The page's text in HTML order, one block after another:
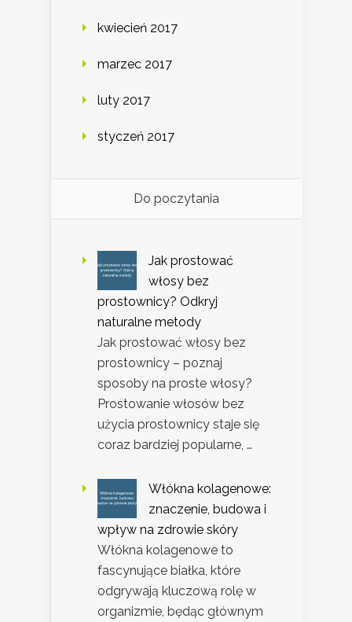
kwiecień 2017
marzec 2017
luty 2017
styczeń 2017
Do poczytania
Jak prostować
włosy bez
prostownicy? Odkryj
naturalne metody
Jak prostować włosy bez
prostownicy – poznaj
sposoby na proste włosy?
Prostowanie włosów bez
użycia prostownicy staje się
coraz bardziej popularne, …
Włókna kolagenowe:
znaczenie, budowa i
wpływ na zdrowie skóry
Włókna kolagenowe to
fascynujące białka, które
odgrywają kluczową rolę w
organizmie, będąc głównym